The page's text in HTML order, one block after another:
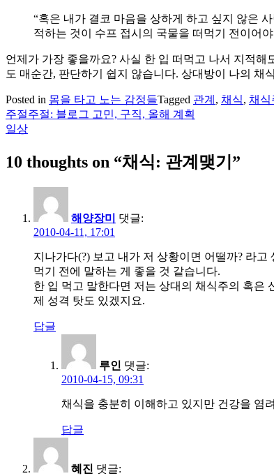
“혹은 내가 결코 마음을 상하게 하고 싶지 않은
적하는 것이 수프 접시의 국물을 떠먹기 전이어
언제가 가장 좋을까요? 사실 한 입 떠먹고 나서 지적
도 매순간, 판단하기 쉽지 않습니다. 상대방이 나의 채
Posted in 몸을 타고 노는 감정들Tagged 관계 , 채식, 채식
글
탐
색
주절주절: 블로그 고민, 구직, 올해 계획
일상
10 thoughts on “채식: 관계맺기 ”
해양장미
댓글:
2010-04-11, 17:01
지나가다(?) 보고 내가 저 상황이면 어떨까? 라
먹기 전에 말하는 게 좋을 것 같습니다.
한 입 먹고 말한다면 저는 상대의 채식주의 혹은
제 성격 탓도 있겠지요.
답글
루인 댓글:
2010-04-15, 09:31
채식을 충분히 이해하고 있지만 건강을 염
답글
혜진 댓글: